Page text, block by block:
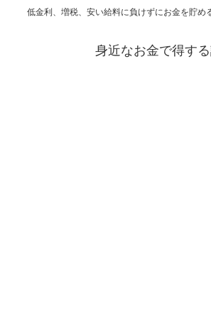
低金利、増税、安い給料に負けずにお金を貯め
身近なお金で得す